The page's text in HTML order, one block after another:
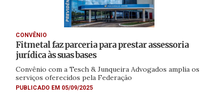
CONVÊNIO
Fitmetal faz parceria para prestar assessoria
jurídica às suas bases
Convênio com a Tesch & Junqueira Advogados amplia os
serviços oferecidos pela Federação
PUBLICADO EM 05/09/2025